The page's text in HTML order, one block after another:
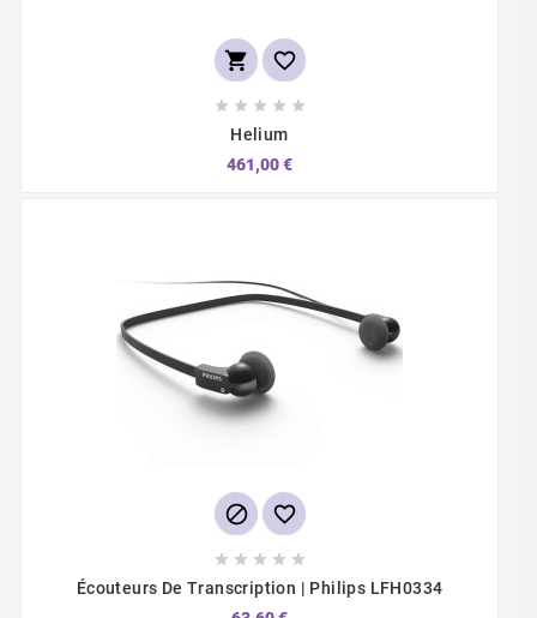
 
    
Helium
461,00 €
 
    
Écouteurs De Transcription | Philips LFH0334